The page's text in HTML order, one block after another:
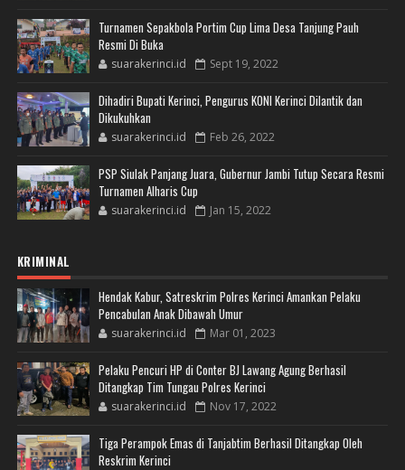
Turnamen Sepakbola Portim Cup Lima Desa Tanjung Pauh
Resmi Di Buka
suarakerinci.id Sept 19, 2022
Dihadiri Bupati Kerinci, Pengurus KONI Kerinci Dilantik dan
Dikukuhkan
suarakerinci.id Feb 26, 2022
PSP Siulak Panjang Juara, Gubernur Jambi Tutup Secara Resmi
Turnamen Alharis Cup
suarakerinci.id Jan 15, 2022
KRIMINAL
Hendak Kabur, Satreskrim Polres Kerinci Amankan Pelaku
Pencabulan Anak Dibawah Umur
suarakerinci.id Mar 01, 2023
Pelaku Pencuri HP di Conter BJ Lawang Agung Berhasil
Ditangkap Tim Tungau Polres Kerinci
suarakerinci.id Nov 17, 2022
Tiga Perampok Emas di Tanjabtim Berhasil Ditangkap Oleh
Reskrim Kerinci